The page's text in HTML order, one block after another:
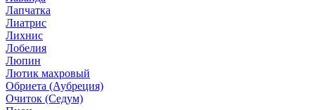
Лапчатка
Лиатрис
Лихнис
Лобелия
Люпин
Лютик махровый
Обриета (Аубреция)
Очиток (Седум)